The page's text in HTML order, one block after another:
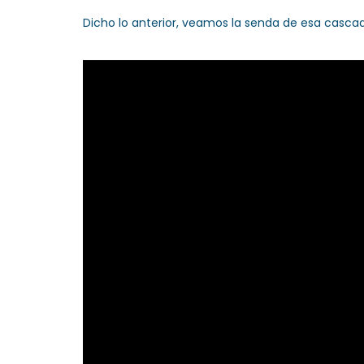
Dicho lo anterior, veamos la senda de esa